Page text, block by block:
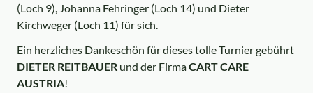
(Loch 9), Johanna Fehringer (Loch 14) und Dieter
Kirchweger (Loch 11) für sich.
Ein herzliches Dankeschön für dieses tolle Turnier gebührt
DIETER REITBAUER und der FirmaCART CARE
AUSTRIA!